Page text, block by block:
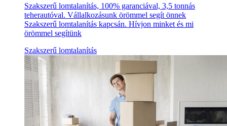
Szakszerű lomtalanítás, 100% garanciával, 3,5 tonnás
teherautóval. Vállalkozásunk örömmel segít önnek
Szakszerű lomtalanítás kapcsán. Hívjon minket és mi
örömmel segítünk
Szakszerű lomtalanítás